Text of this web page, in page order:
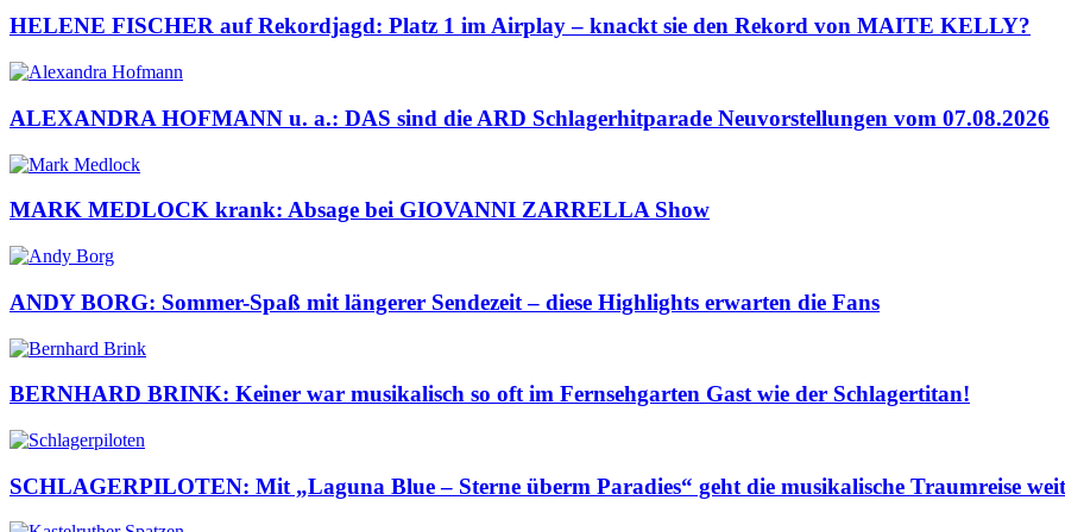
HELENE FISCHER auf Rekordjagd: Platz 1 im Airplay – knackt sie den Rekord von MAITE KELLY?
ALEXANDRA HOFMANN u. a.: DAS sind die ARD Schlagerhitparade Neuvorstellungen vom 07.08.2026
MARK MEDLOCK krank: Absage bei GIOVANNI ZARRELLA Show
ANDY BORG: Sommer-Spaß mit längerer Sendezeit – diese Highlights erwarten die Fans
BERNHARD BRINK: Keiner war musikalisch so oft im Fernsehgarten Gast wie der Schlagertitan!
SCHLAGERPILOTEN: Mit „Laguna Blue – Sterne überm Paradies“ geht die musikalische Traumreise